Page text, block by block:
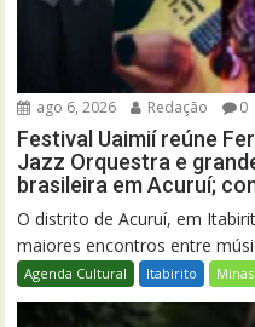
ago 6, 2026 Redação 0
Festival Uaimií reúne
Jazz Orquestra e
brasileira em Acuruí;
O distrito de Acuruí, em
maiores encontros entre
Agenda Cultural Itabirito